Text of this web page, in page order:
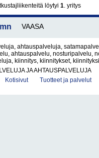
löytyi 1. yritys
VAASA
ahtauspalveluja,
ahtauspalvelu, nosturipalvelu,
kiinnitys, kiinnitykset,
JA AHTAUSPALVELUJA
Kotisivut Tuotteet ja palvelut